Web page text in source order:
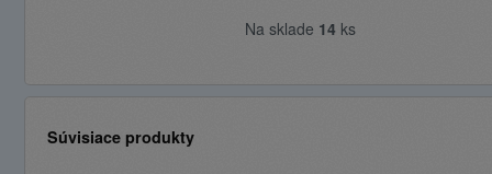
Na sklade 14ks
Súvisiace produkty